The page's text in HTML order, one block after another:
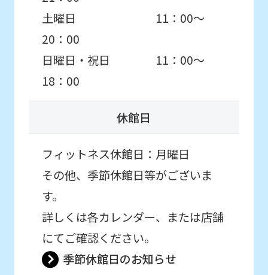
土曜日 11：00～
20：00
日曜日・祝日 11：00～
18：00
休館日
フィットネス休館日：月曜日
その他、季節休館日等がございま
す。
詳しくは各カレンダー、または店舗
にてご確認ください。
季節休館日のお知らせ